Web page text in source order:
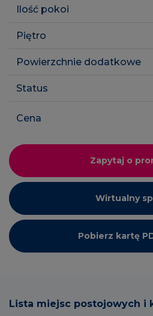
Ilość pokoi
Piętro
Powierzchnie dodatkowe
Status
Cena
Zapytaj o
Wirtualny
Pobierz kartę
Lista miejsc postojowych i